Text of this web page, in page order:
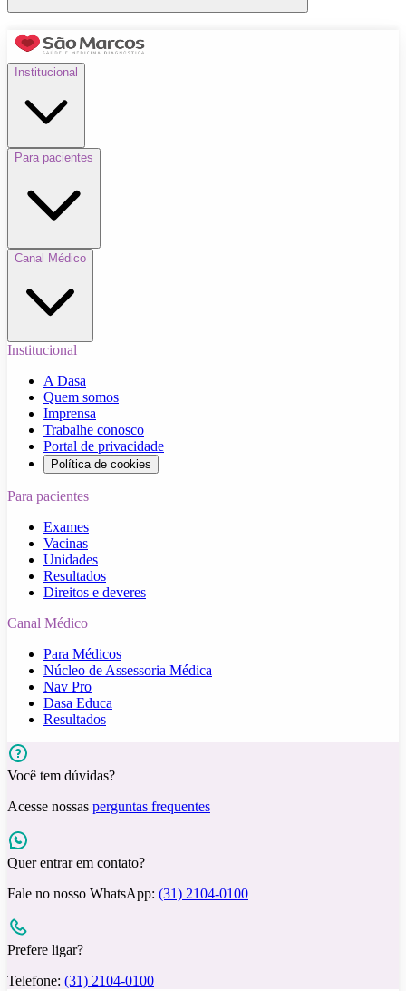
Institucional
Para pacientes
Canal Médico
Institucional
A Dasa
Quem somos
Imprensa
Trabalhe conosco
Portal de privacidade
Política de cookies
Para pacientes
Exames
Vacinas
Unidades
Resultados
Direitos e deveres
Canal Médico
Para Médicos
Núcleo de Assessoria Médica
Nav Pro
Dasa Educa
Resultados
Você tem dúvidas?
Acesse nossas perguntas frequentes
Quer entrar em contato?
Fale no nosso WhatsApp: (31) 2104-0100
Prefere ligar?
Telefone: (31) 2104-0100